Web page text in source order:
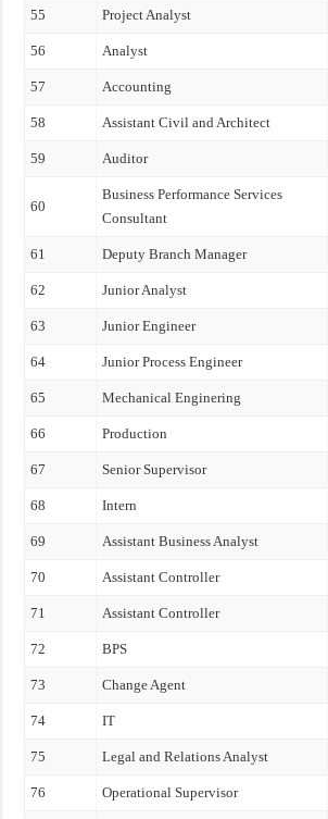
55 Project Analyst
56 Analyst
57 Accounting
58 Assistant Civil and Architect
59 Auditor
60
Business Performance Services
Consultant
61 Deputy Branch Manager
62 Junior Analyst
63 Junior Engineer
64 Junior Process Engineer
65 Mechanical Enginering
66 Production
67 Senior Supervisor
68 Intern
69 Assistant Business Analyst
70 Assistant Controller
71 Assistant Controller
72 BPS
73 Change Agent
74 IT
75 Legal and Relations Analyst
76 Operational Supervisor